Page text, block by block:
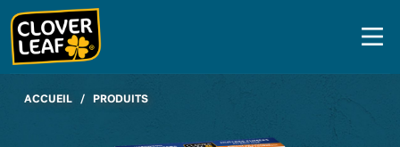
Skip
to
content
ACCUEIL/ PRODUITS